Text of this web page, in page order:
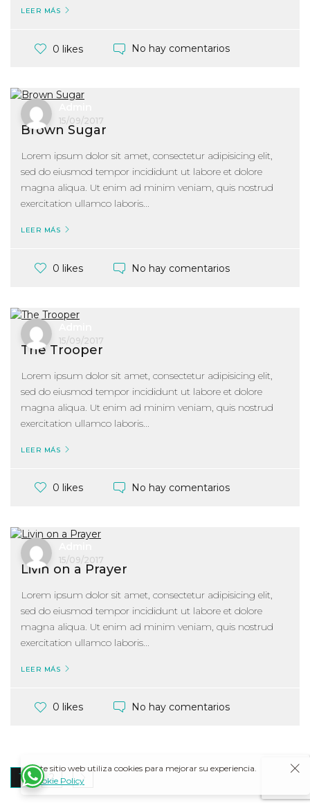
LEER MÁS
0 likes No hay comentarios
15/09/2017
Brown Sugar
Lorem ipsum dolor sit amet, consectetur adipisicing elit,
sed do eiusmod tempor incididunt ut labore et dolore
magna aliqua. Ut enim ad minim veniam, quis nostrud
exercitation ullamco laboris...
LEER MÁS
0 likes No hay comentarios
15/09/2017
The Trooper
Lorem ipsum dolor sit amet, consectetur adipisicing elit,
sed do eiusmod tempor incididunt ut labore et dolore
magna aliqua. Ut enim ad minim veniam, quis nostrud
exercitation ullamco laboris...
LEER MÁS
0 likes No hay comentarios
15/09/2017
Livin on a Prayer
Lorem ipsum dolor sit amet, consectetur adipisicing elit,
sed do eiusmod tempor incididunt ut labore et dolore
magna aliqua. Ut enim ad minim veniam, quis nostrud
exercitation ullamco laboris...
LEER MÁS
0 likes No hay comentarios
1 2
Este sitio web utiliza cookies para mejorar su experiencia.
Cookie Policy